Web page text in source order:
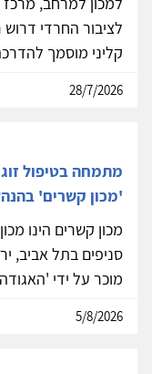
לציבור החרדי
קליני מוסמך
28/7/2026
מתמחה בטיפול
'מכון קשרים'
מכון קשרים הינו
סניפים בתל אביב,
מוכר על ידי 'האגודה
5/8/2026